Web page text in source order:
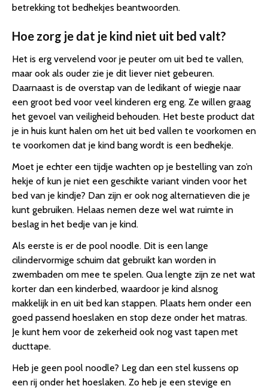
betrekking tot bedhekjes beantwoorden.
Hoe zorg je dat je kind niet uit bed valt?
Het is erg vervelend voor je peuter om uit bed te vallen,
maar ook als ouder zie je dit liever niet gebeuren.
Daarnaast is de overstap van de ledikant of wiegje naar
een groot bed voor veel kinderen erg eng. Ze willen graag
het gevoel van veiligheid behouden. Het beste product dat
je in huis kunt halen om het uit bed vallen te voorkomen en
te voorkomen dat je kind bang wordt is een bedhekje.
Moet je echter een tijdje wachten op je bestelling van zo’n
hekje of kun je niet een geschikte variant vinden voor het
bed van je kindje? Dan zijn er ook nog alternatieven die je
kunt gebruiken. Helaas nemen deze wel wat ruimte in
beslag in het bedje van je kind.
Als eerste is er de pool noodle. Dit is een lange
cilindervormige schuim dat gebruikt kan worden in
zwembaden om mee te spelen. Qua lengte zijn ze net wat
korter dan een kinderbed, waardoor je kind alsnog
makkelijk in en uit bed kan stappen. Plaats hem onder een
goed passend hoeslaken en stop deze onder het matras.
Je kunt hem voor de zekerheid ook nog vast tapen met
ducttape.
Heb je geen pool noodle? Leg dan een stel kussens op
een rij onder het hoeslaken. Zo heb je een stevige en